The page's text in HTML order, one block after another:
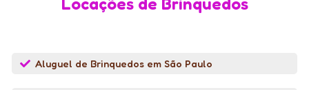
Aluguel de Brinquedos em São Paulo